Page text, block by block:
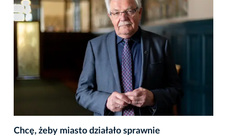
Chcę, żeby miasto działało sprawnie